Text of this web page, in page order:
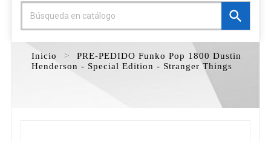

Inicio
PRE-PEDIDO Funko Pop 1800 Dustin
Henderson - Special Edition - Stranger Things